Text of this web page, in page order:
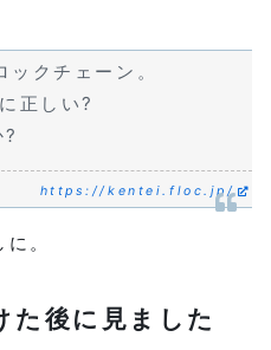
クチェーン。
正しい?
https://kentei.floc.jp/
。
た後に見ました